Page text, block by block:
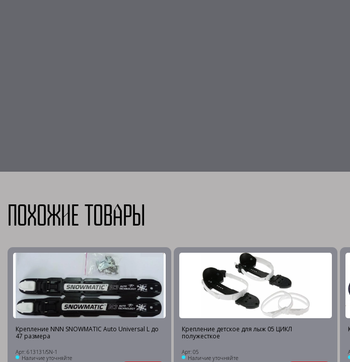
Похожие товары
Крепление NNN SNOWMATIC Auto Universal L до
47 размера
Арт: 613131/SN-1
Наличие уточняйте
Крепление детское для лыж 05 ЦИКЛ
полужесткое
Арт: 05
Наличие уточняйте